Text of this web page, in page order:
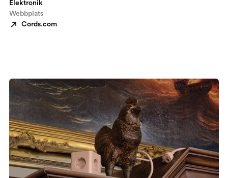
Elektronik
Webbplats
Cords.com